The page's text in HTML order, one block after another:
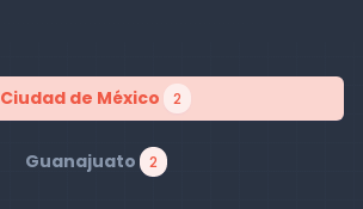
Ciudad de México 2
Guanajuato 2